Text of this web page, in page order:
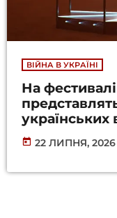
ВІЙНА В УКРАЇНІ
На
today 22 ЛИПНЯ, 2026